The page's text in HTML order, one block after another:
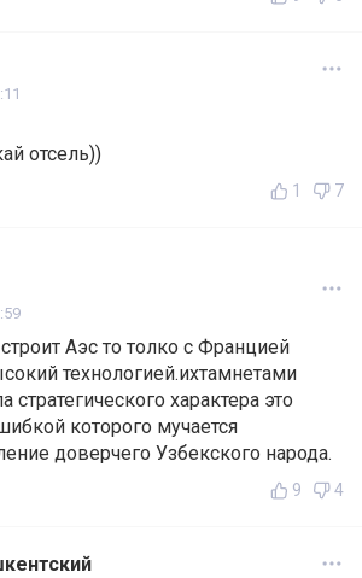
отсель))
1 7
Аэс то толко с Францией
технологией.ихтамнетами
стратегического характера это
которого мучается
доверчего Узбекского народа.
9 4